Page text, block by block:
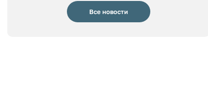
Все новости